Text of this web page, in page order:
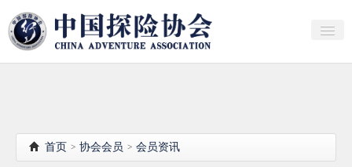
产业研究
首页 > 协会会员 > 会员资讯